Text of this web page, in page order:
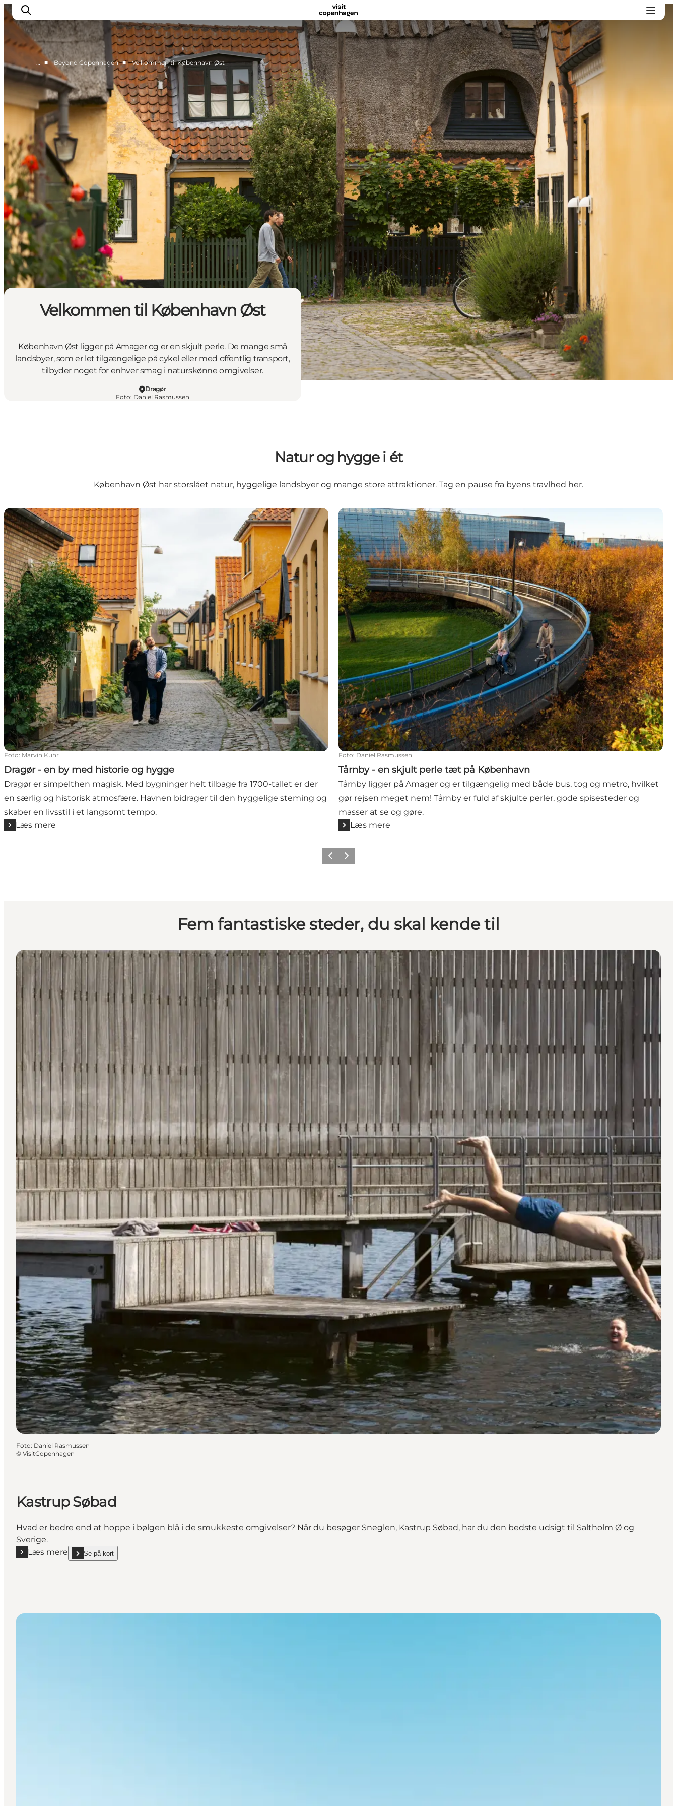
This is Copenhagen
Aktiviteter
Spis & drik
Områder
Planlæg din tur
CopenPay
Copenhagen Card
… ■ Beyond Copenhagen ■ Velkommen til København Øst
Velkommen til København Øst
København Øst ligger på Amager og er en skjult perle. De mange små
landsbyer, som er let tilgængelige på cykel eller med offentlig transport,
tilbyder noget for enhver smag i naturskønne omgivelser.
Dragør
Foto: Daniel Rasmussen
Natur og hygge i ét
København Øst har storslået natur, hyggelige landsbyer og mange store attraktioner. Tag en pause fra byens travlhed her.
Dragør - en by med historie og hygge
Foto: Marvin Kuhr
Dragør - en by med historie og hygge
Dragør er simpelthen magisk. Med bygninger helt tilbage fra 1700-tallet er der
en særlig og historisk atmosfære. Havnen bidrager til den hyggelige steming og
skaber en livsstil i et langsomt tempo.
Læs mere
Tårnby - en skjult perle tæt på København
Foto: Daniel Rasmussen
Tårnby - en skjult perle tæt på København
Tårnby ligger på Amager og er tilgængelig med både bus, tog og metro, hvilket
gør rejsen meget nem! Tårnby er fuld af skjulte perler, gode spisesteder og
masser at se og gøre.
Læs mere
ForrigeNæste
Fem fantastiske steder, du skal kende til
Foto: Daniel Rasmussen
© VisitCopenhagen
Kastrup Søbad
Hvad er bedre end at hoppe i bølgen blå i de smukkeste omgivelser? Når du besøger Sneglen, Kastrup Søbad, har du den bedste udsigt til Saltholm Ø og
Sverige.
Læs mere
Læs mere "Kastrup Søbad"
Se på kort
show Kastrup Søbad on_map